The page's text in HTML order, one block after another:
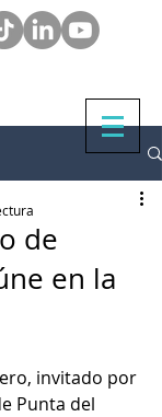
de
en la
invitado por
Punta del